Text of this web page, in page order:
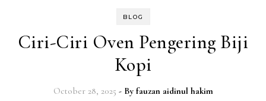
BLOG
Ciri-Ciri Oven Pengering Biji
Kopi
October 28, 2025 - By fauzan aidinul hakim